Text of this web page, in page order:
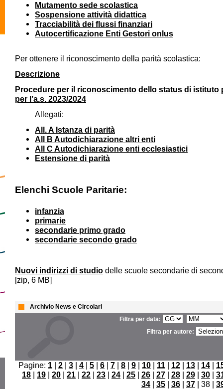
Mutamento sede scolastica
Sospensione attività didattica
Tracciabilità dei flussi finanziari
Autocertificazione Enti Gestori onlus
Per ottenere il riconoscimento della parità scolastica:
Descrizione
Procedure per il riconoscimento dello status di istituto
per l’a.s. 2023/2024
Allegati:
All. A Istanza di parità
All B Autodichiarazione altri enti
All C Autodichiarazione enti ecclesiastici
Estensione di parità
Elenchi Scuole Paritarie:
infanzia
primarie
secondarie primo grado
secondarie secondo grado
Nuovi indirizzi di studio delle scuole secondarie di
[zip, 6 MB]
Archivio News e Circolari
Filtra per data:
Filtra per autore:
Pagine: 1 | 2 | 3 | 4 | 5 | 6 | 7 | 8 | 9 | 10 | 11 | 12 | 13 | 14 |
18 | 19 | 20 | 21 | 22 | 23 | 24 | 25 | 26 | 27 | 28 | 29 | 30 |
34 | 35 | 36 | 37 | 38 |